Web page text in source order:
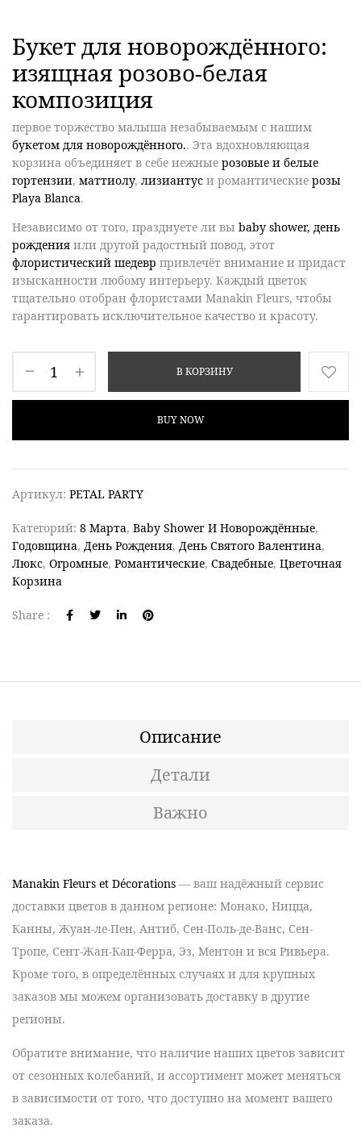
Букет для новорождённого:
изящная розово-белая
композиция
первое торжество малыша незабываемым с нашим
букетом для новорождённого.. Эта вдохновляющая
корзина объединяет в себе нежные розовые и белые
гортензии, маттиолу, лизиантус и романтические розы
Playa Blanca.
Независимо от того, празднуете ли вы baby shower, день
рождения или другой радостный повод, этот
флористический шедевр привлечёт внимание и придаст
изысканности любому интерьеру. Каждый цветок
тщательно отобран флористами Manakin Fleurs, чтобы
гарантировать исключительное качество и красоту.
В КОРЗИНУ
BUY NOW
Артикул: PETAL PARTY
Категорий: 8 Марта, Baby Shower И Новорождённые,
Годовщина, День Рождения, День Святого Валентина,
Люкс, Огромные, Романтические, Свадебные, Цветочная
Корзина
Share :
Описание
Детали
Важно
Manakin Fleurs et Décorations — ваш надёжный сервис
доставки цветов в данном регионе: Монако, Ницца,
Канны, Жуан-ле-Пен, Антиб, Сен-Поль-де-Ванс, Сен-
Тропе, Сент-Жан-Кап-Ферра, Эз, Ментон и вся Ривьера.
Кроме того, в определённых случаях и для крупных
заказов мы можем организовать доставку в другие
регионы.
Обратите внимание, что наличие наших цветов зависит
от сезонных колебаний, и ассортимент может меняться
в зависимости от того, что доступно на момент вашего
заказа.